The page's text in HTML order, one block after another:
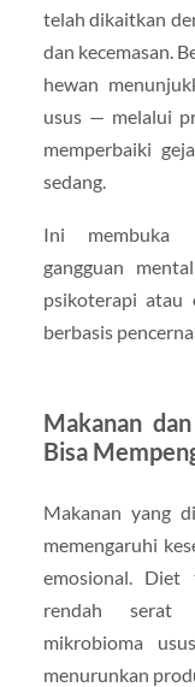
telah dikaitkan
dan kecemasan.
hewan
usus — melalui
memperbaiki
sedang.
Ini membuka
gangguan
psikoterapi atau
berbasis
Makanan
Bisa
Makanan yang
memengaruhi
emosional. Diet
rendah serat
mikrobioma
menurunkan